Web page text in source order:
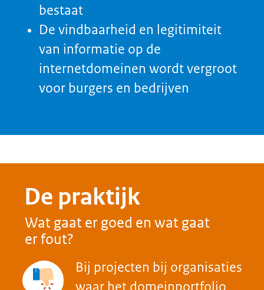
van veranderingen op het
gebied van web eisen en open
standaarden
Meer inzicht krijgen in de
internetdomeinen
Snel kunnen schakelen